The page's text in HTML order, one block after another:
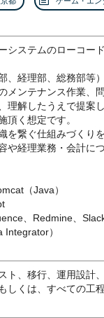
システムのローコー
、経理部、総務部等
メンテナンス作業、
理解したうえで提案
頂く想定です。
を繋ぐ仕組みづくり
や経理業務・会計に
（Java）
、Redmine、
Integrator）
ト、移行、運用設計
しくは、すべての工